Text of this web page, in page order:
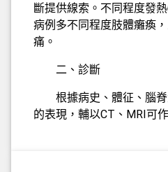
斷提供線索。不同程度發
病例多不同程度肢體癱瘓
痛。
二、診斷
根據病史、體征、腦脊
的表現，輔以CT、MRI可